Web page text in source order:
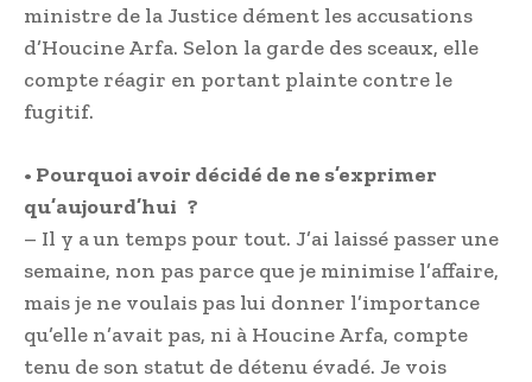
ministre de la Justice dément les accusations
d’Houcine Arfa. Selon la garde des sceaux, elle
compte réagir en portant plainte contre le
fugitif.
• Pourquoi avoir décidé de ne s’exprimer
qu’aujourd’hui ?
– Il y a un temps pour tout. J’ai laissé passer une
semaine, non pas parce que je minimise l’affaire,
mais je ne voulais pas lui donner l’importance
qu’elle n’avait pas, ni à Houcine Arfa, compte
tenu de son statut de détenu évadé. Je vois